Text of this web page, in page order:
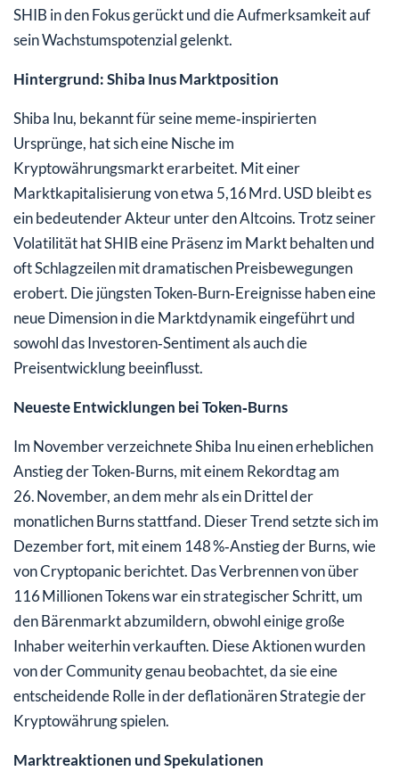
SHIB in den Fokus gerückt und die Aufmerksamkeit auf
sein Wachstumspotenzial gelenkt.
Hintergrund: Shiba Inus Marktposition
Shiba Inu, bekannt für seine meme‑inspirierten
Ursprünge, hat sich eine Nische im
Kryptowährungsmarkt erarbeitet. Mit einer
Marktkapitalisierung von etwa 5,16 Mrd. USD bleibt es
ein bedeutender Akteur unter den Altcoins. Trotz seiner
Volatilität hat SHIB eine Präsenz im Markt behalten und
oft Schlagzeilen mit dramatischen Preisbewegungen
erobert. Die jüngsten Token‑Burn‑Ereignisse haben eine
neue Dimension in die Marktdynamik eingeführt und
sowohl das Investoren‑Sentiment als auch die
Preisentwicklung beeinflusst.
Neueste Entwicklungen bei Token‑Burns
Im November verzeichnete Shiba Inu einen erheblichen
Anstieg der Token‑Burns, mit einem Rekordtag am
26. November, an dem mehr als ein Drittel der
monatlichen Burns stattfand. Dieser Trend setzte sich im
Dezember fort, mit einem 148 %‑Anstieg der Burns, wie
von Cryptopanic berichtet. Das Verbrennen von über
116 Millionen Tokens war ein strategischer Schritt, um
den Bärenmarkt abzumildern, obwohl einige große
Inhaber weiterhin verkauften. Diese Aktionen wurden
von der Community genau beobachtet, da sie eine
entscheidende Rolle in der deflationären Strategie der
Kryptowährung spielen.
Marktreaktionen und Spekulationen